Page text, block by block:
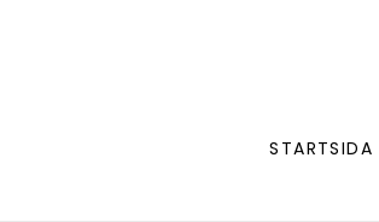
STARTSIDA